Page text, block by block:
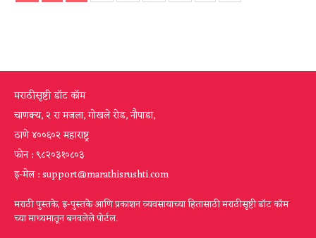
मराठीसृष्टी डॉट कॉम
चाणक्य, २ रा मजला, गोखले रोड, नौपाडा,
ठाणे ४००६०२ महाराष्ट्र
फोन : ९८२०३१०८०३
इ-मेल : support@marathisrushti.com
मराठी पुस्तके, इ-पुस्तके आणि प्रकाशन व्यवसायाच्या हितासाठी मराठीसृष्टी डॉट कॉम
च्या माध्यमातून बनवलेले पोर्टल.